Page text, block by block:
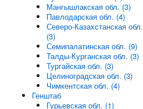
Мангышлакская обл. (3)
Павлодарская обл. (4)
Северо-Казахстанская обл.
(3)
Семипалатинская обл. (9)
Талды-Курганская обл. (3)
Тургайская обл. (3)
Целиноградская обл. (3)
Чимкентская обл. (4)
Генштаб
Гурьевская обл. (1)